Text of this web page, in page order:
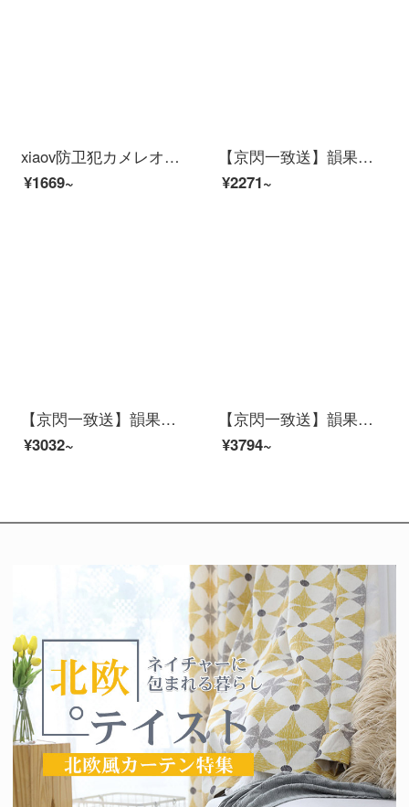
xiaov防卫犯カメレオンテテテテテンビトオカメオProアウドア室外防尘防水连マホリモトでHD夜视家庭用モニルタワイムリングネリング
¥1669~
【京閃一致送】韻果小米生態xiaovラインライン2 K防犯カミュ家アプリパノラ300万HDワイヤwifi家庭遠16 Gメモリ
¥2271~
【京閃一致送】韻果小米生態xiaovラインライン2 K防犯カミュ家アプリパノラ300万HDワイヤwifi家庭遠64 Gメモリ
¥3032~
【京閃一致送】韻果小米生態xiaovラインライン2 K防犯カミュ家APPパノラ300万HDワイヤwifi家庭遠128 Gメモリ
¥3794~